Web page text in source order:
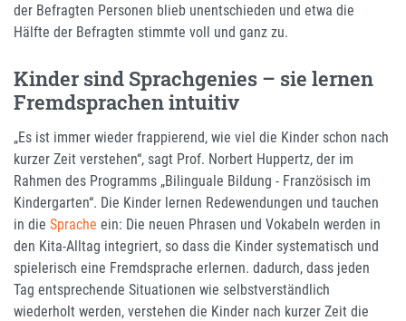
der Befragten Personen blieb unentschieden und etwa die
Hälfte der Befragten stimmte voll und ganz zu.
Kinder sind Sprachgenies – sie lernen
Fremdsprachen intuitiv
„Es ist immer wieder frappierend, wie viel die Kinder schon nach
kurzer Zeit verstehen“, sagt Prof. Norbert Huppertz, der im
Rahmen des Programms „Bilinguale Bildung - Französisch im
Kindergarten“. Die Kinder lernen Redewendungen und tauchen
in die Sprache ein: Die neuen Phrasen und Vokabeln werden in
den Kita-Alltag integriert, so dass die Kinder systematisch und
spielerisch eine Fremdsprache erlernen. dadurch, dass jeden
Tag entsprechende Situationen wie selbstverständlich
wiederholt werden, verstehen die Kinder nach kurzer Zeit die